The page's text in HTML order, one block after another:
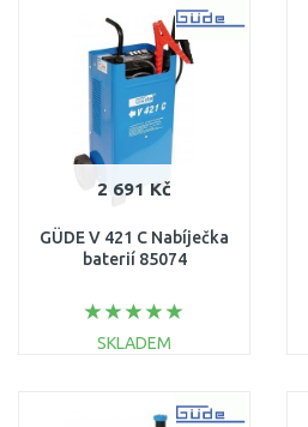
Porovnat
2 691 Kč
GÜDE V 421 C Nabíječka
baterií 85074
SKLADEM